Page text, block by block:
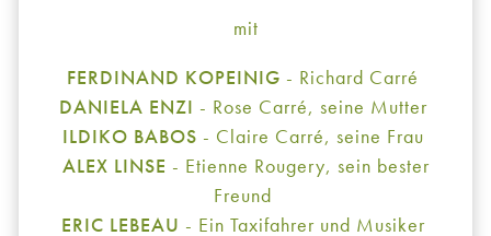
mit
FERDINAND KOPEINIG - Richard Carré
DANIELA ENZI - Rose Carré, seine Mutter
ILDIKO BABOS - Claire Carré, seine Frau
ALEX LINSE - Etienne Rougery, sein bester
Freund
ERIC LEBEAU - Ein Taxifahrer und Musiker